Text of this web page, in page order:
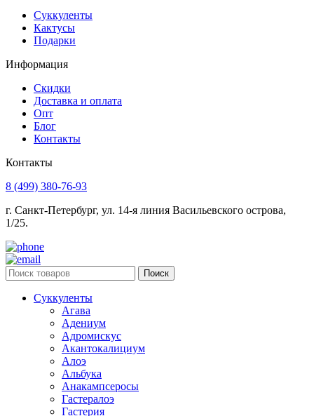
Суккуленты
Кактусы
Подарки
Информация
Скидки
Доставка и оплата
Опт
Блог
Контакты
Контакты
8 (499) 380-76-93
г. Санкт-Петербург, ул. 14-я линия Васильевского острова,
1/25.
Поиск
Суккуленты
Агава
Адениум
Адромискус
Акантокалициум
Алоэ
Альбука
Анакампсеросы
Гастералоэ
Гастерия